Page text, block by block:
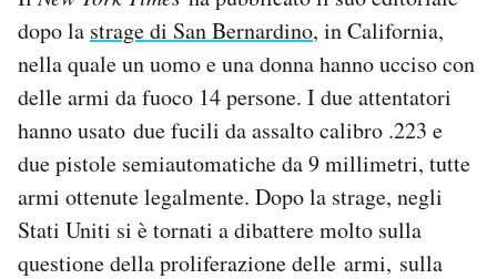
dopo la strage di San Bernardino, in California,
nella quale un uomo e una donna hanno ucciso con
delle armi da fuoco 14 persone. I due attentatori
hanno usato due fucili da assalto calibro .223 e
due pistole semiautomatiche da 9 millimetri, tutte
armi ottenute legalmente. Dopo la strage, negli
Stati Uniti si è tornati a dibattere molto sulla
questione della proliferazione delle armi, sulla